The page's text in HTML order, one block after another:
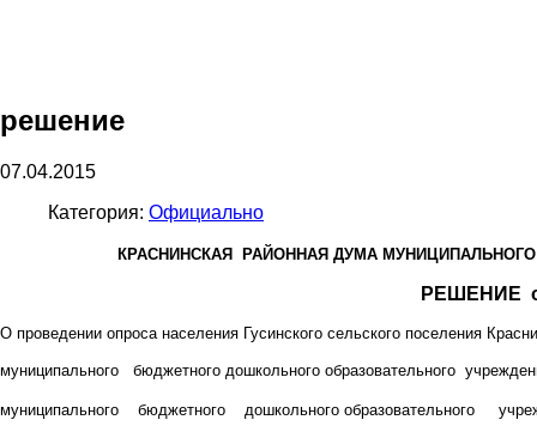
решение
07.04.2015
Категория: Официально
КРАСНИНСКАЯ РАЙОННАЯ ДУМА
РЕШЕНИЕ
О проведении опроса населения Гусинского сельского
муниципального бюджетного дошкольного образовательного
муниципального бюджетного дошкольного образовательного